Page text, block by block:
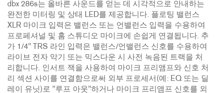
dbx 286s는 올바른 사운드를 얻는 데 시각적으로 안내하는
완전한 미터링 및 상태 LED를 제공합니다. 플로팅 밸런스
XLR 마이크 입력은 밸런스 또는 언밸런스 입력을 수용하여
프로페셔널 및 홈 스튜디오 마이크에 손쉽게 연결됩니다. 추
가 1/4" TRS 라인 입력은 밸런스/언밸런스 신호를 수용하여
라이브 전자 악기 또는 믹스다운 시 사전 녹음된 트랙을 처
리합니다. 인서트 잭을 사용하여 마이크 프리앰프와 신호 처
리 섹션 사이를 연결함으로써 외부 프로세서(예: EQ 또는 딜
레이 유닛)로 "루프 아웃"하거나 마이크 프리앰프 신호를 외